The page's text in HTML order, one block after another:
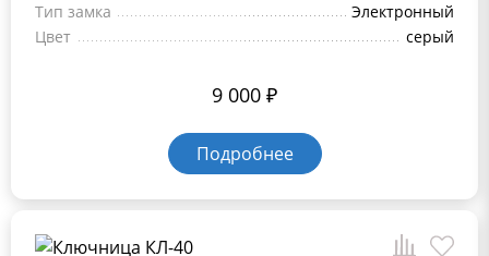
Тип замка
Электронный
Цвет
серый
9 000 ₽
Подробнее